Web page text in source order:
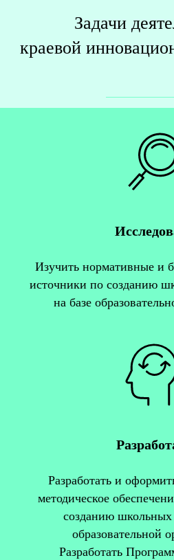
Задачи
краевой
Изучить нормативные и
источники по созданию
на базе
Разработать и
методическое
созданию школьных
образовательной
Разработать